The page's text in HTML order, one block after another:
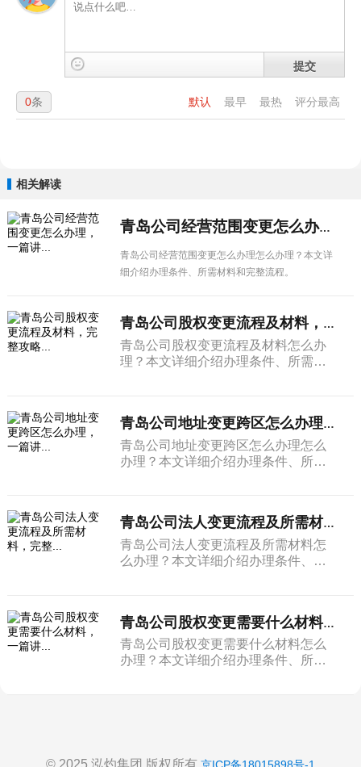
提交
默认 最早 最热 评分最高
0条
相关解读
青岛公司经营范围变更怎么办理，一篇讲...
青岛公司经营范围变更怎么办理怎么办理？本文详
细介绍办理条件、所需材料和完整流程。
青岛公司股权变更流程及材料，完整攻略...
青岛公司股权变更流程及材料怎么办
理？本文详细介绍办理条件、所需材
青岛公司地址变更跨区怎么办理，一篇讲...
青岛公司地址变更跨区怎么办理怎么
办理？本文详细介绍办理条件、所需
青岛公司法人变更流程及所需材料，完整...
青岛公司法人变更流程及所需材料怎
么办理？本文详细介绍办理条件、所
青岛公司股权变更需要什么材料，一篇讲...
青岛公司股权变更需要什么材料怎么
办理？本文详细介绍办理条件、所需
© 2025 泓灼集团 版权所有